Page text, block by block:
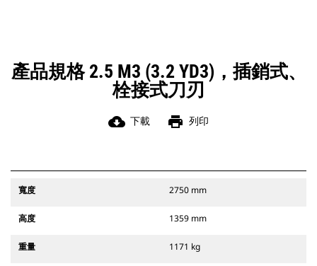
產品規格 2.5 M3 (3.2 YD3)，插銷式、
栓接式刀刃
cloud_download 下載 print 列印
寬度 2750 mm
高度 1359 mm
重量 1171 kg